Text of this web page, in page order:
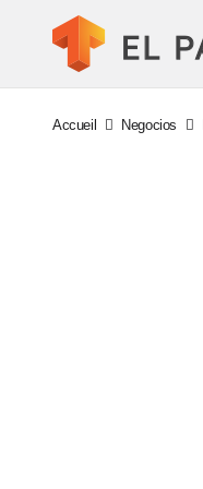
Accueil Negocios